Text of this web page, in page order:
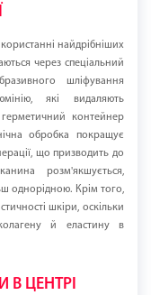
найдрібніших
через спеціальний
шліфування
які видаляють
контейнер
обробка покращує
що призводить до
розм'якшується,
однорідною. Крім того,
шкіри, оскільки
й еластину в
В ЦЕНТРІ